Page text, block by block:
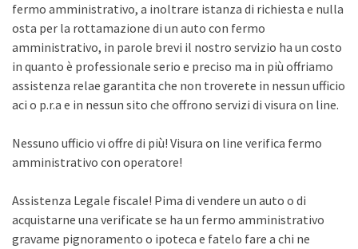
fermo amministrativo, a inoltrare istanza di richiesta e nulla
osta per la rottamazione di un auto con fermo
amministrativo, in parole brevi il nostro servizio ha un costo
in quanto è professionale serio e preciso ma in più offriamo
assistenza relae garantita che non troverete in nessun ufficio
aci o p.r.a e in nessun sito che offrono servizi di visura on line.
Nessuno ufficio vi offre di più! Visura on line verifica fermo
amministrativo con operatore!
Assistenza Legale fiscale! Pima di vendere un auto o di
acquistarne una verificate se ha un fermo amministrativo
gravame pignoramento o ipoteca e fatelo fare a chi ne